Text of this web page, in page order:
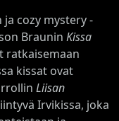
cozy mystery -
BrauninKissa
ratkaisemaan
kissat ovat
Liisan
Irvikissa, joka